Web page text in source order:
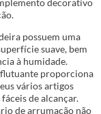
possuem uma
suave, bem
à humidade.
proporciona
vários artigos
de alcançar.
de arrumação não